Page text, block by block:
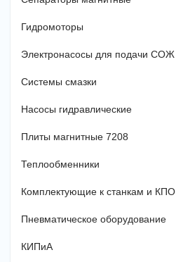
Гидромоторы
Электронасосы для подачи СОЖ
Системы смазки
Насосы гидравлические
Плиты магнитные 7208
Теплообменники
Комплектующие к станкам и КПО
Пневматическое оборудование
КИПиА